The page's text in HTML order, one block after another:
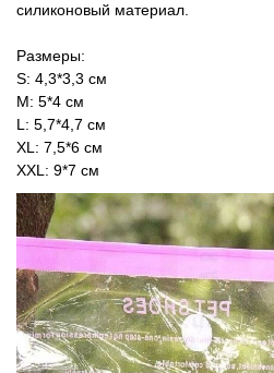
силиконовый материал.
Размеры:
S: 4,3*3,3 см
M: 5*4 см
L: 5,7*4,7 см
XL: 7,5*6 см
XХL: 9*7 см
Популярные зоотовары
Архив / Снято с производства